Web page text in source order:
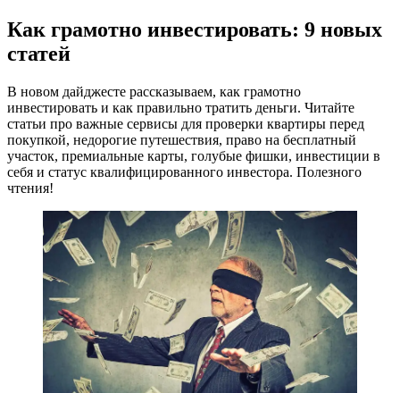
Как грамотно инвестировать: 9 новых
статей
В новом дайджесте рассказываем, как грамотно
инвестировать и как правильно тратить деньги. Читайте
статьи про важные сервисы для проверки квартиры перед
покупкой, недорогие путешествия, право на бесплатный
участок, премиальные карты, голубые фишки, инвестиции в
себя и статус квалифицированного инвестора. Полезного
чтения!